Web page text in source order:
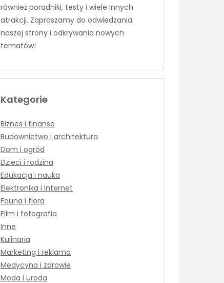
również poradniki, testy i wiele innych
atrakcji. Zapraszamy do odwiedzania
naszej strony i odkrywania nowych
tematów!
Kategorie
Biznes i finanse
Budownictwo i architektura
Dom i ogród
Dzieci i rodzina
Edukacja i nauka
Elektronika i Internet
Fauna i flora
Film i fotografia
Inne
Kulinaria
Marketing i reklama
Medycyna i zdrowie
Moda i uroda